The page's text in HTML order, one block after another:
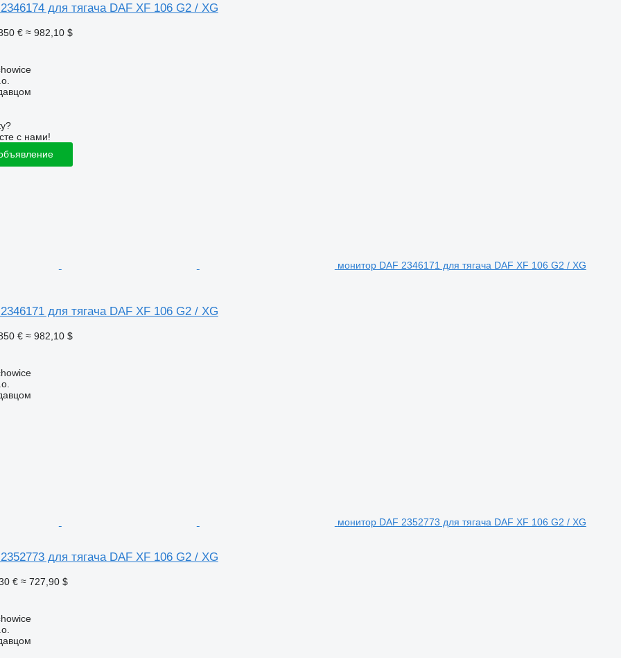
для тягача DAF XF 106 G2 / XG
€ ≈ 982,10 $
с нами!
монитор DAF 2346171 для тягача DAF XF 106 G2 / XG
для тягача DAF XF 106 G2 / XG
€ ≈ 982,10 $
монитор DAF 2352773 для тягача DAF XF 106 G2 / XG
для тягача DAF XF 106 G2 / XG
€ ≈ 727,90 $